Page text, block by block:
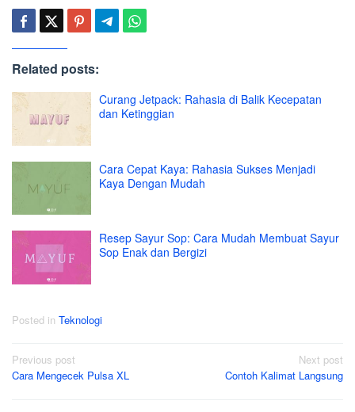
Related posts:
Curang Jetpack: Rahasia di Balik Kecepatan
dan Ketinggian
Cara Cepat Kaya: Rahasia Sukses Menjadi
Kaya Dengan Mudah
Resep Sayur Sop: Cara Mudah Membuat Sayur
Sop Enak dan Bergizi
Posted in Teknologi
Post
navigation
Previous post
Cara Mengecek Pulsa XL
Next post
Contoh Kalimat Langsung